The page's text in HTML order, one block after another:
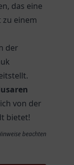
das eine
einem
der
von der
bietet!
beachten